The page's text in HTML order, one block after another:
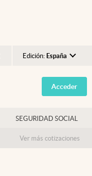
Edición: España
Argentina
España
USA
Colombia
Acceder
SEGURIDAD SOCIAL
Ver más cotizaciones